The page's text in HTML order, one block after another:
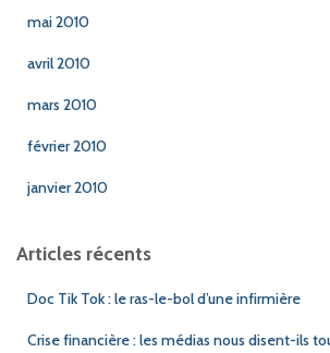
mai 2010
avril 2010
mars 2010
février 2010
janvier 2010
Articles récents
Doc Tik Tok : le ras-le-bol d’une infirmière
Crise financière : les médias nous disent-ils